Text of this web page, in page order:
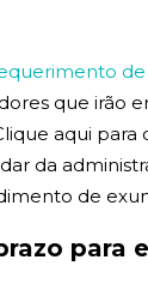
que irão
aqui
da
de
para